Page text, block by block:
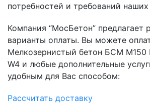
потребностей и требований наших
Компания “МосБетон” предлагает
варианты оплаты. Вы можете
Мелкозернистый бетон БСМ М150
W4 и любые дополнительные
удобным для Вас способом:
Рассчитать доставку